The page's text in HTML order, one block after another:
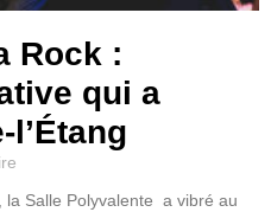
Rock :
qui a
la Salle Polyvalente a vibré au